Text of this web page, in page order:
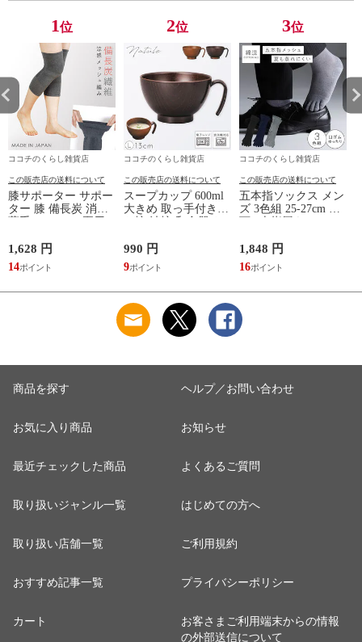
プルデザイン 杢グレ
ームウェア リカバリ
ームウェア リカバリ
1位
ココチのくらし雑貨店
この販売店の送料について
膝サポーター サポー
ター 膝 備長炭 消臭
止 グッズ 夏 備長炭
メッシュサポーター
1,628 円
14
2位
ココチのくらし雑貨店
この販売店の送料について
スープカップ 600ml
大きめ 取っ手付き
対応 レンジ 割れな
い 軽い 木目 Natule
レンジ手付木目椀 L
990 円
9
3位
ココチのくらし雑貨店
この販売店の送料について
五本指ソックス メン
ズ 3色組 25-27cm 靴
い ベーシックカラー
ゆったりメッシュメ
ンズ5本指ソックス
1,848 円
16
商品を探す
お気に入り商品
最近チェックした商品
取り扱いジャンル一覧
取り扱い店舗一覧
おすすめ記事一覧
カート
ヘルプ／お問い合わせ
お知らせ
よくあるご質問
はじめての方へ
ご利用規約
プライバシーポリシー
お客さまご利用端末からの情報
の外部送信について